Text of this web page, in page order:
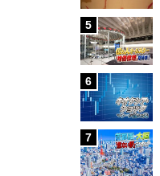
5
6
7